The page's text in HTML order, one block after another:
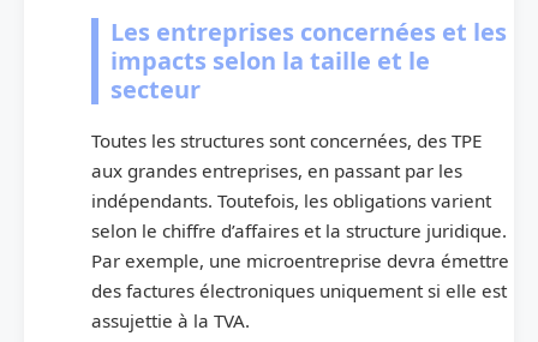
Les entreprises concernées et les
impacts selon la taille et le
secteur
Toutes les structures sont concernées, des TPE
aux grandes entreprises, en passant par les
indépendants. Toutefois, les obligations varient
selon le chiffre d’affaires et la structure juridique.
Par exemple, une microentreprise devra émettre
des factures électroniques uniquement si elle est
assujettie à la TVA.